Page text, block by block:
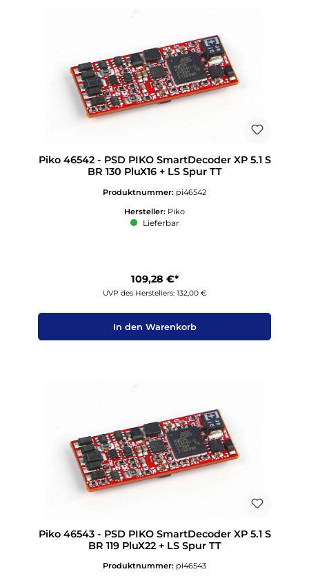
Piko 46542 - PSD PIKO SmartDecoder XP 5.1 S
BR 130 PluX16 + LS Spur TT
Produktnummer: pi46542
Hersteller: Piko
Lieferbar
109,28 €*
UVP des Herstellers: 132,00 €
In den Warenkorb
Piko 46543 - PSD PIKO SmartDecoder XP 5.1 S
BR 119 PluX22 + LS Spur TT
Produktnummer: pi46543